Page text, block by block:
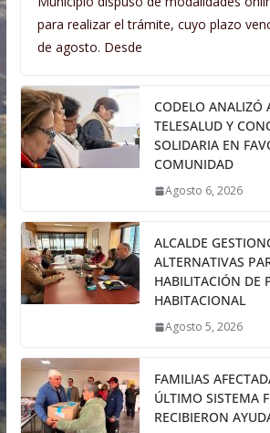
para realizar el trámite, cuyo plazo
de agosto. Desde
CODELO ANALIZÓ
TELESALUD Y
SOLIDARIA EN
COMUNIDAD
Agosto 6, 2026
ALCALDE
ALTERNATIVAS
HABILITACIÓN DE
HABITACIONAL
Agosto 5, 2026
FAMILIAS
ÚLTIMO SISTEMA
RECIBIERON